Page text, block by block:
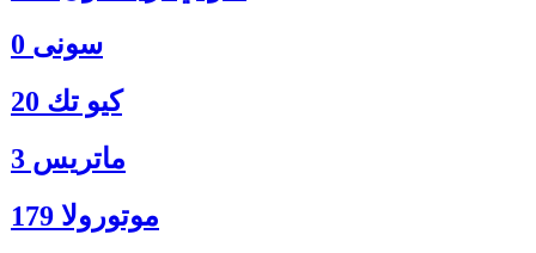
سونی 0
كيو تك 20
ماتريس 3
موتورولا 179